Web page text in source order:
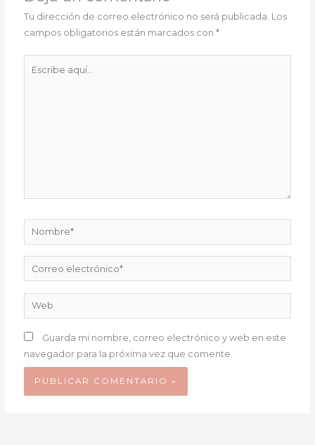
Tu dirección de correo electrónico no será publicada. Los
campos obligatorios están marcados con*
Nombre*
Correo
electrónico*
Web
Guarda mi nombre, correo electrónico y web en este
navegador para la próxima vez que comente.